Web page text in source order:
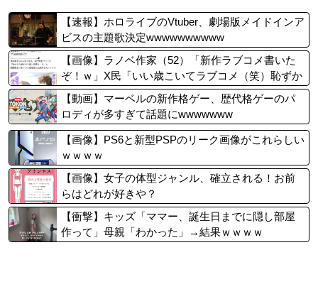
【速報】ホロライブのVtuber、劇場版メイドインア
ビスの主題歌決定wwwwwwwwww
【画像】ラノベ作家（52）「新作ラブコメ書いた
ぞ！ｗ」X民「いい歳こいてラブコメ（笑）恥ずか
しくないの？」←やめたれｗと話題に
【動画】マーベルの新作格ゲー、歴代格ゲーのパ
ロディが多すぎて話題にwwwwwww
【画像】PS6と新型PSPのリーク画像がこれらしい
ｗｗｗｗ
【画像】女子の体型ジャンル、確立される！お前
らはどれが好きや？
【衝撃】キッズ「ママー、誕生日までに隠し部屋
作って」母親「わかった」→結果ｗｗｗｗ